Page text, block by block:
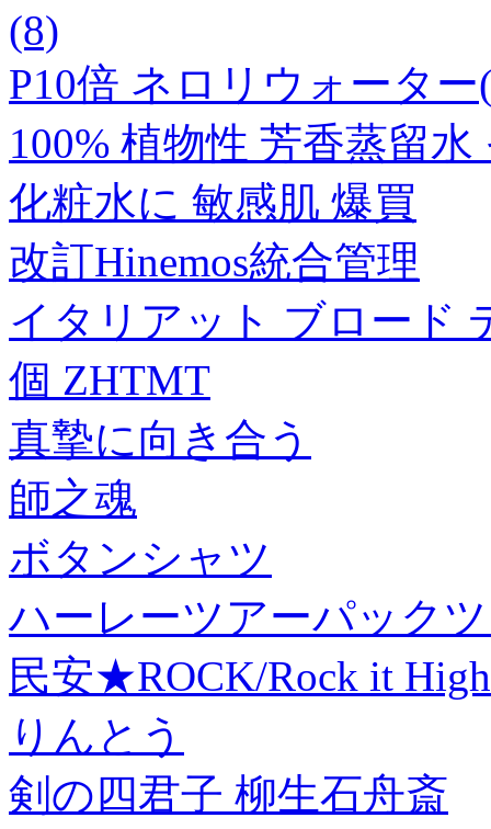
(8)
P10倍 ネロリウォータ
100% 植物性 芳香蒸留
化粧水に 敏感肌 爆買
改訂Hinemos統合管理
イタリアット ブロード
個 ZHTMT
真摯に向き合う
師之魂
ボタンシャツ
ハーレーツアーパック
民安★ROCK/Rock it
りんとう
剣の四君子 柳生石舟斎